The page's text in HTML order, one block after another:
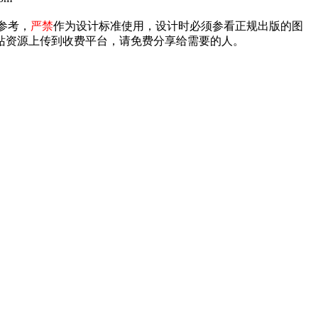
考， 严禁作为设计标准使用，设计时必须参看正规出版的图
源上传到收费平台，请免费分享给需要的人。